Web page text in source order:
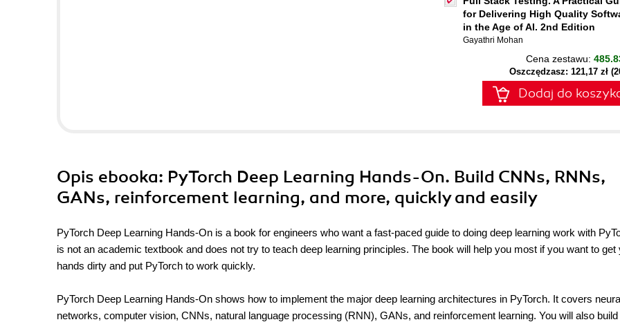
for Delivering High Quality
in the Age of AI. 2nd Edition
Gayathri Mohan
Cena zestawu:
Oszczędzasz: 121,17 zł
Dodaj do
Opis ebooka: PyTorch Deep Learning Hands-On. Build CNNs, RNNs,
GANs, reinforcement learning, and more, quickly and easily
PyTorch Deep Learning Hands-On is a book for engineers who want a fast-paced guide to doing deep learning work with
is not an academic textbook and does not try to teach deep learning principles. The book will help you most if you want to get
hands dirty and put PyTorch to work quickly.
PyTorch Deep Learning Hands-On shows how to implement the major deep learning architectures in PyTorch. It covers
networks, computer vision, CNNs, natural language processing (RNN), GANs, and reinforcement learning. You will also build